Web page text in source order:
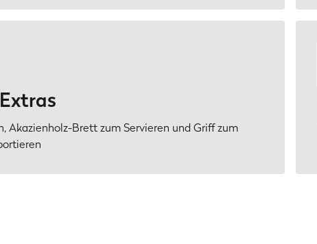
Akazienholz-Brett zum Servieren und Griff zum